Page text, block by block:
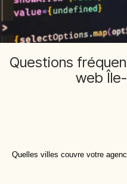
Questions
web
Quelles villes couvre votre